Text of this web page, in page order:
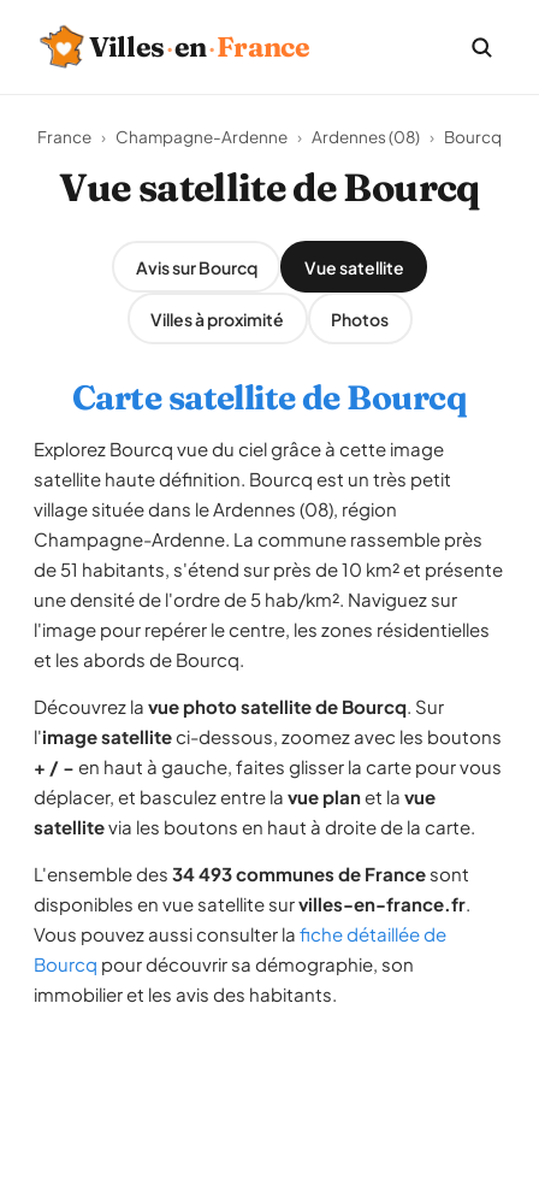
Villes·en·France
France › Champagne-Ardenne › Ardennes (08) › Bourcq
Vue satellite de Bourcq
Avis sur Bourcq Vue satellite
Villes à proximité Photos
Carte satellite de Bourcq
Explorez Bourcq vue du ciel grâce à cette image
satellite haute définition. Bourcq est un très petit
village située dans le Ardennes (08), région
Champagne-Ardenne. La commune rassemble près
de 51 habitants, s'étend sur près de 10 km² et présente
une densité de l'ordre de 5 hab/km². Naviguez sur
l'image pour repérer le centre, les zones résidentielles
et les abords de Bourcq.
Découvrez la vue photo satellite de Bourcq. Sur
l'image satelliteci-dessous, zoomez avec les boutons
+ / − en haut à gauche, faites glisser la carte pour vous
déplacer, et basculez entre la vue planet la vue
satellitevia les boutons en haut à droite de la carte.
L'ensemble des 34 493 communes de France sont
disponibles en vue satellite survilles-en-france.fr.
Vous pouvez aussi consulter la fiche détaillée de
Bourcq pour découvrir sa démographie, son
immobilier et les avis des habitants.